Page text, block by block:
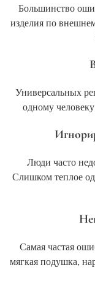
Большинство
изделия по
Универсальных
одному
Люди часто
Слишком теплое
Самая частая
мягкая подушка,